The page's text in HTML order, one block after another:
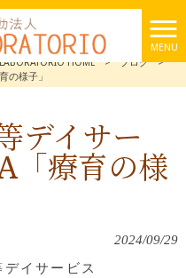
MENU
HOME
> ブログ
>
の様子」
デイサー
「療育の様
2024/09/29
イサービス